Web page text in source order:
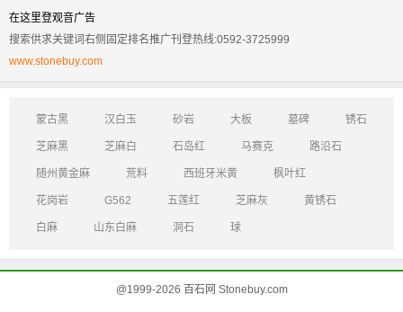
在这里登观音广告
搜索供求关键词右侧固定排名推广刊登热线:0592-3725999
www.stonebuy.com
蒙古黑 汉白玉 砂岩 大板 墓碑 锈石
芝麻黑 芝麻白 石岛红 马赛克 路沿石
随州黄金麻 荒料 西班牙米黄 枫叶红
花岗岩 G562 五莲红 芝麻灰 黄锈石
白麻 山东白麻 洞石 球
@1999-2026 百石网 Stonebuy.com